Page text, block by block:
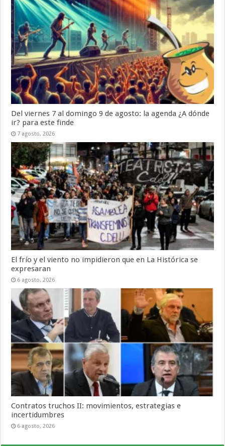
Del viernes 7 al domingo 9 de agosto: la agenda ¿A dónde
ir? para este finde
7 agosto, 2026
El frío y el viento no impidieron que en La Histórica se
expresaran
6 agosto, 2026
Contratos truchos II: movimientos, estrategias e
incertidumbres
6 agosto, 2026